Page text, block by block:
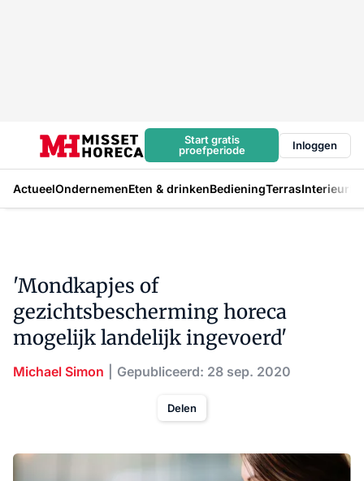
Start gratis
proefperiode
Inloggen
ActueelOndernemenEten & drinkenBedieningTerrasInterieur
'Mondkapjes of
gezichtsbescherming horeca
mogelijk landelijk ingevoerd'
Michael Simon Gepubliceerd: 28 sep. 2020
Delen